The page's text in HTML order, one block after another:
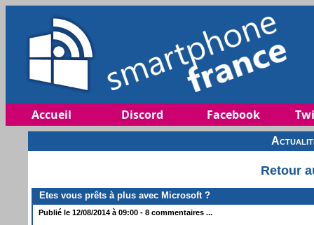
Accueil Discord Facebook
Retour
Etes vous prêts à plus avec Microsoft ?
Publié le 12/08/2014 à 09:00 - 8 commentaires ...